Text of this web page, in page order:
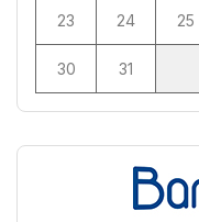
23 24 25
30 31